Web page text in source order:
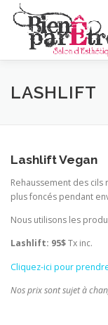
content
LASHLIFT
Lashlift Vegan
Rehaussement des
plus foncés pendant
Nous utilisons les
Lashlift: 95$Tx inc.
Cliquez-ici pour
Nos prix sont sujet à